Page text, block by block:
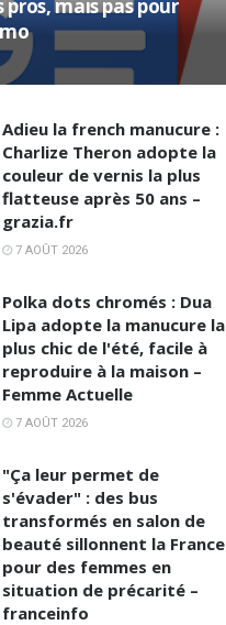
pros, mais pas pour
Adieu la french manucure :
Charlize Theron adopte la
couleur de vernis la plus
flatteuse après 50 ans –
grazia.fr
7 AOÛT 2026
Polka dots chromés : Dua
Lipa adopte la manucure la
plus chic de l'été, facile à
reproduire à la maison –
Femme Actuelle
7 AOÛT 2026
"Ça leur permet de
s'évader" : des bus
transformés en salon de
beauté sillonnent la France
pour des femmes en
situation de précarité –
franceinfo